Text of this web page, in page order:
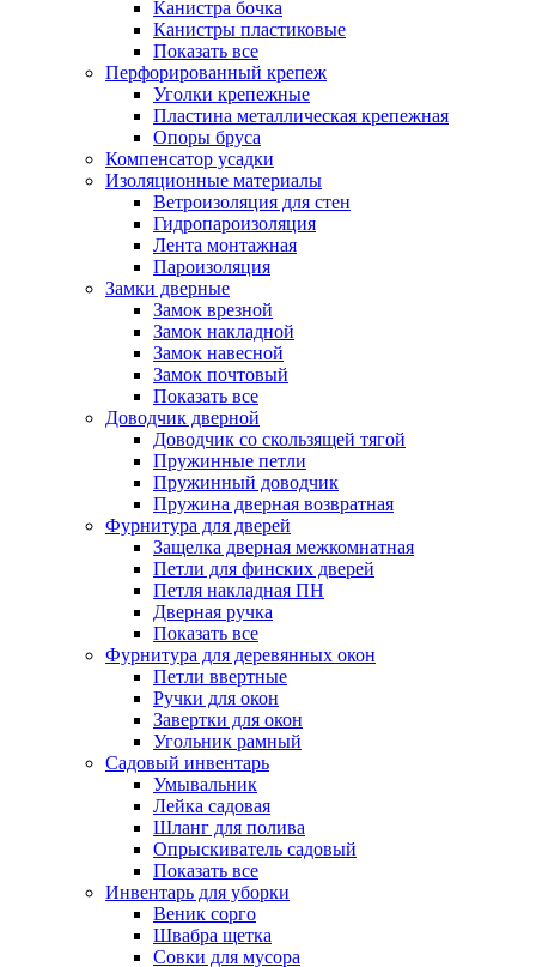
Канистра бочка
Канистры пластиковые
Показать все
Перфорированный крепеж
Уголки крепежные
Пластина металлическая крепежная
Опоры бруса
Компенсатор усадки
Изоляционные материалы
Ветроизоляция для стен
Гидропароизоляция
Лента монтажная
Пароизоляция
Замки дверные
Замок врезной
Замок накладной
Замок навесной
Замок почтовый
Показать все
Доводчик дверной
Доводчик со скользящей тягой
Пружинные петли
Пружинный доводчик
Пружина дверная возвратная
Фурнитура для дверей
Защелка дверная межкомнатная
Петли для финских дверей
Петля накладная ПН
Дверная ручка
Показать все
Фурнитура для деревянных окон
Петли ввертные
Ручки для окон
Завертки для окон
Угольник рамный
Садовый инвентарь
Умывальник
Лейка садовая
Шланг для полива
Опрыскиватель садовый
Показать все
Инвентарь для уборки
Веник сорго
Швабра щетка
Совки для мусора